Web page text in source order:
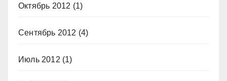
Октябрь 2012 (1)
Сентябрь 2012 (4)
Июль 2012 (1)